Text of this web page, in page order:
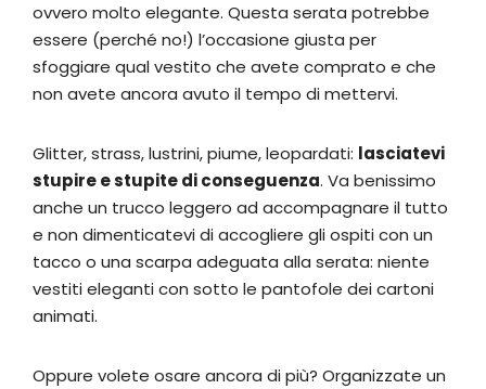
ovvero molto elegante. Questa serata potrebbe
essere (perché no!) l’occasione giusta per
sfoggiare qual vestito che avete comprato e che
non avete ancora avuto il tempo di mettervi.
Glitter, strass, lustrini, piume, leopardati: lasciatevi
stupire e stupite di conseguenza. Va benissimo
anche un trucco leggero ad accompagnare il tutto
e non dimenticatevi di accogliere gli ospiti con un
tacco o una scarpa adeguata alla serata: niente
vestiti eleganti con sotto le pantofole dei cartoni
animati.
Oppure volete osare ancora di più? Organizzate un